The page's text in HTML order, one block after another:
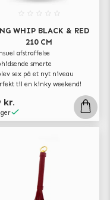
WHIP BLACK & RED
210 CM
afstraffelse
smerte
sex på et nyt niveau
til en kinky weekend!
kr.